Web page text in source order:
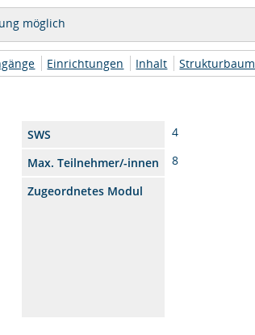
möglich
Einrichtungen Inhalt Strukturbaum
SWS
4
Max. Teilnehmer/-innen
8
Zugeordnetes Modul